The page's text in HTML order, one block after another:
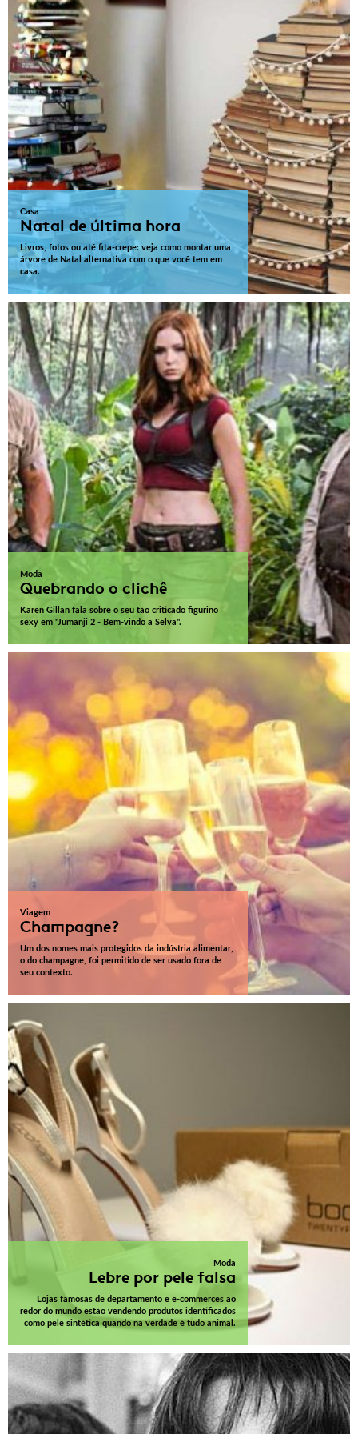
Casa
Natal de última hora
Livros, fotos ou até fita-crepe: veja como montar uma
árvore de Natal alternativa com o que você tem em
casa.
Moda
Quebrando o clichê
Karen Gillan fala sobre o seu tão criticado figurino
sexy em "Jumanji 2 - Bem-vindo a Selva".
Viagem
Champagne?
Um dos nomes mais protegidos da indústria alimentar,
o do champagne, foi permitido de ser usado fora de
seu contexto.
Moda
Lebre por pele falsa
Lojas famosas de departamento e e-commerces ao
redor do mundo estão vendendo produtos identificados
como pele sintética quando na verdade é tudo animal.